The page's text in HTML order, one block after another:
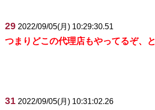
29 2022/09/05(月) 10:29:30.51
つまりどこの代理店もやってるぞ、と
31 2022/09/05(月) 10:31:02.26